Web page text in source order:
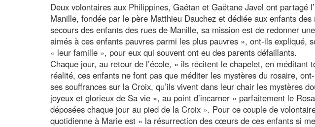
Deux volontaires aux Philippines, Gaétan et Gaëtane Javel ont partagé
Manille, fondée par le père Matthieu Dauchez et dédiée aux enfants
secours des enfants des rues de Manille, sa mission est de redonner
aimés à ces enfants pauvres parmi les plus pauvres », ont-ils expliqué,
« leur famille », pour eux qui souvent ont eu des parents défaillants.
Chaque jour, au retour de l’école, « ils récitent le chapelet, en méditant
réalité, ces enfants ne font pas que méditer les mystères du rosaire,
ses souffrances sur la Croix, qu’ils vivent dans leur chair les mystères
joyeux et glorieux de Sa vie », au point d’incarner « parfaitement le
déposées chaque jour au pied de la Croix ». Pour ce couple de
quotidienne à Marie est « la résurrection des cœurs de ces enfants si